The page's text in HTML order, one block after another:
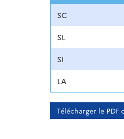
SC
SL
SI
LA
Télécharger le